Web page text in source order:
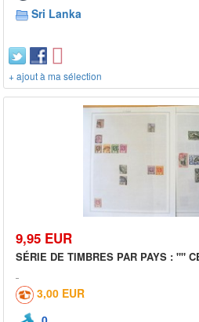
Sri Lanka
+ ajout à ma sélection
9,95 EUR
SÉRIE DE TIMBRES PAR PAYS : ""
3,00 EUR